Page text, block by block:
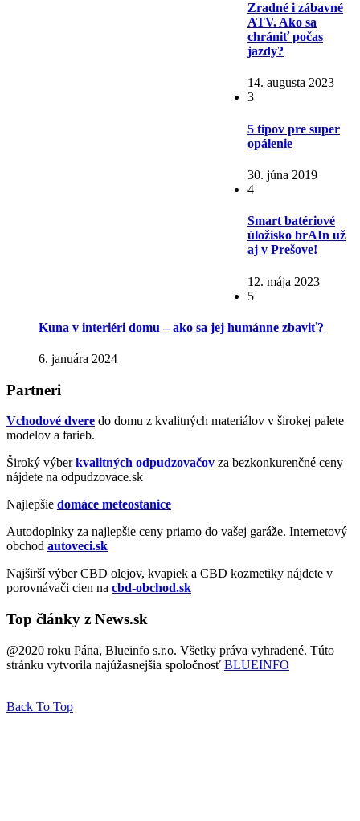
Zradné i zábavné
ATV. Ako sa
chrániť počas
jazdy?
14. augusta 2023
3
5 tipov pre super
opálenie
30. júna 2019
4
Smart batériové
úložisko brAIn už
aj v Prešove!
12. mája 2023
5
Kuna v interiéri domu – ako sa jej humánne zbaviť?
6. januára 2024
Partneri
Vchodové dvere do domu z kvalitných materiálov v širokej palete
modelov a farieb.
Široký výberkvalitných odpudzovačov za bezkonkurenčné ceny
nájdete na odpudzovace.sk
Najlepšie domáce meteostanice
Autodoplnky za najlepšie ceny priamo do vašej garáže. Internetový
obchod autoveci.sk
Najširší výber CBD olejov, kvapiek a CBD kozmetiky nájdete v
porovnávači cien na cbd-obchod.sk
Top články z News.sk
@2020 roku Pána, Blueinfo s.r.o. Všetky práva vyhradené. Túto
stránku vytvorila najúžasnejšia spoločnosť BLUEINFO
Back To Top